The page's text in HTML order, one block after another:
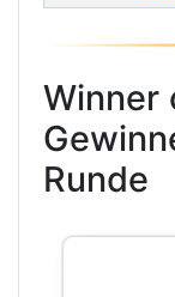
Winner
Runde